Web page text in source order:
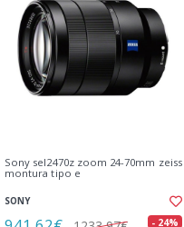
Sony sel2470z zoom 24-70mm zeiss
montura tipo e
SONY
- 24%